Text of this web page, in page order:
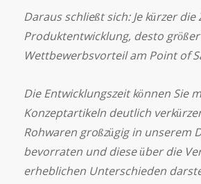
Daraus schließt sich: Je kürzer die
Produktentwicklung, desto
Wettbewerbsvorteil am Point of
Die Entwicklungszeit können Sie
Konzeptartikeln deutlich
Rohwaren großzügig in unserem
bevorraten und dieseüber die
erheblichen Unterschieden